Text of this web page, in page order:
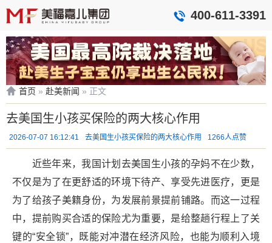
400-611-3391
首页 » 赴美新闻 » 正文
去美国生小孩买保险的两大核心作用
2026-07-07 16:12:41 去美国生小孩买保险的两大核心作用 1266人点赞
近些年来，我国计划去美国生小孩的孕妈不在少数，
不仅是为了在更舒适的环境下待产、享受先进医疗，更是
为了给孩子美籍身份，为发展前景提前铺路。而这一过程
中，提前购买合适的保险尤为重要，是给整趟行程上了关
键的“安全锁”，既能对冲潜在经济风险，也能为顺利入境